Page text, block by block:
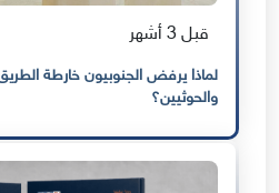
قبل 3 أشهر
لماذا يرفض الجنوبيون خارطة
والحوثيين؟